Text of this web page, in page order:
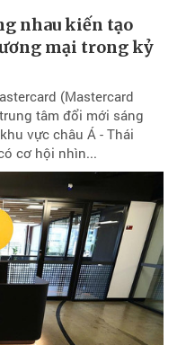
nhau kiến tạo
mại trong kỷ
(Mastercard
tâm đổi mới sáng
vực châu Á - Thái
cơ hội nhìn...